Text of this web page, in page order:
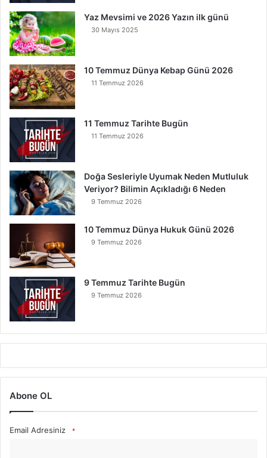
a
n
K
u
r
t
u
l
u
r
Yaz Mevsimi ve 2026 Yazın ilk günü
30 Mayıs 2025
10 Temmuz Dünya Kebap Günü 2026
11 Temmuz 2026
11 Temmuz Tarihte Bugün
11 Temmuz 2026
Doğa Sesleriyle Uyumak Neden Mutluluk
Veriyor? Bilimin Açıkladığı 6 Neden
9 Temmuz 2026
10 Temmuz Dünya Hukuk Günü 2026
9 Temmuz 2026
9 Temmuz Tarihte Bugün
9 Temmuz 2026
Abone OL
Email Adresiniz *